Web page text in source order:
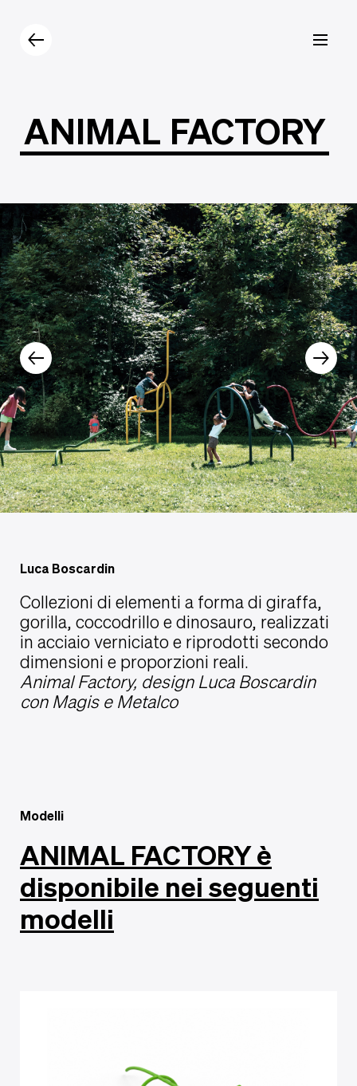
ANIMAL FACTORY
Luca Boscardin
Collezioni di elementi a forma di giraffa,
gorilla, coccodrillo e dinosauro, realizzati
in acciaio verniciato e riprodotti secondo
dimensioni e proporzioni reali.
Animal Factory, design Luca Boscardin
con Magis e Metalco
Modelli
ANIMAL FACTORY è
disponibile nei seguenti
modelli